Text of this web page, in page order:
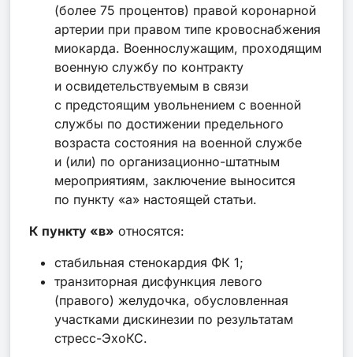
(более 75 процентов) правой коронарной
артерии при правом типе кровоснабжения
миокарда. Военнослужащим, проходящим
военную службу по контракту
и освидетельствуемым в связи
с предстоящим увольнением с военной
службы по достижении предельного
возраста состояния на военной службе
и (или) по организационно-штатным
мероприятиям, заключение выносится
по пункту «а» настоящей статьи.
К пункту «в» относятся:
стабильная стенокардия ФК 1;
транзиторная дисфункция левого
(правого) желудочка, обусловленная
участками дискинезии по результатам
стресс-ЭхоКС.